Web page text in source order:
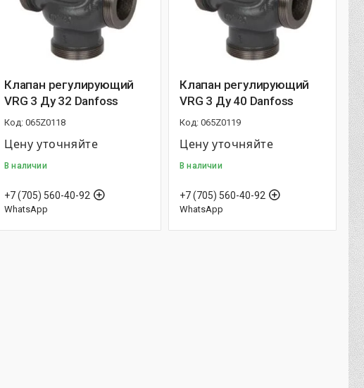
Клапан регулирующий
VRG 3 Ду 32 Danfoss
065Z0118
Цену уточняйте
В наличии
+7 (705) 560-40-92
WhatsApp
Клапан регулирующий
VRG 3 Ду 40 Danfoss
065Z0119
Цену уточняйте
В наличии
+7 (705) 560-40-92
WhatsApp